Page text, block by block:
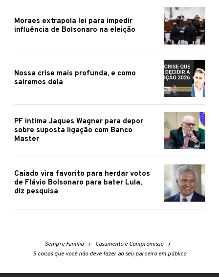
Moraes extrapola lei para impedir
influência de Bolsonaro na eleição
Nossa crise mais profunda, e como
sairemos dela
PF intima Jaques Wagner para depor
sobre suposta ligação com Banco
Master
Caiado vira favorito para herdar votos
de Flávio Bolsonaro para bater Lula,
diz pesquisa
Sempre Família
Casamento e Compromisso
5 coisas que você não deve fazer ao seu parceiro em público